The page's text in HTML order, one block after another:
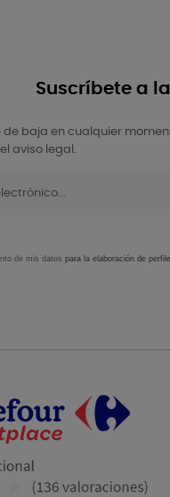
Suscríbete a
de baja en cualquier
aviso legal.
de mis datos para la elaboración de